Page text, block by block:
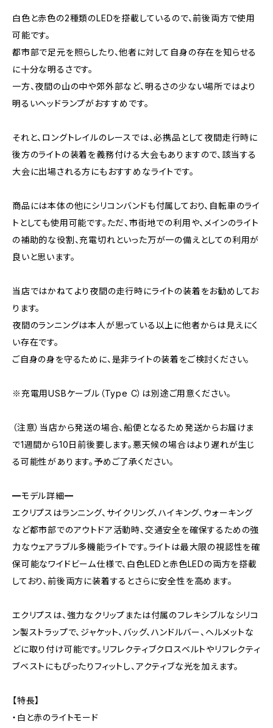
白色と赤色の2種類のLEDを搭載しているので、前後両方で使用
可能です。
都市部で足元を照らしたり、他者に対して自身の存在を知らせる
に十分な明るさです。
一方、夜間の山の中や郊外部など、明るさの少ない場所ではより
明るいヘッドランプがおすすめです。
それと、ロングトレイルのレースでは、必携品として夜間走行時に
後方のライトの装着を義務付ける大会もありますので、該当する
大会に出場される方にもおすすめなライトです。
商品には本体の他にシリコンバンドも付属しており、自転車のライ
トとしても使用可能です。ただ、市街地での利用や、メインのライト
の補助的な役割、充電切れといった万が一の備えとしての利用が
良いと思います。
当店ではかねてより夜間の走行時にライトの装着をお勧めしてお
ります。
夜間のランニングは本人が思っている以上に他者からは見えにく
い存在です。
ご自身の身を守るために、是非ライトの装着をご検討ください。
※充電用USBケーブル（Type C）は別途ご用意ください。
（注意）当店から発送の場合、船便となるため発送からお届けま
で1週間から10日前後要します。悪天候の場合はより遅れが生じ
る可能性があります。予めご了承ください。
━モデル詳細━
エクリプスはランニング、サイクリング、ハイキング、ウォーキング
など都市部でのアウトドア活動時、交通安全を確保するための強
力なウェアラブル多機能ライトです。ライトは最大限の視認性を確
保可能なワイドビーム仕様で、白色LEDと赤色LEDの両方を搭載
しており、前後両方に装着するとさらに安全性を高めます。
エクリプスは、強力なクリップまたは付属のフレキシブルなシリコ
ン製ストラップで、ジャケット、バッグ、ハンドルバー、ヘルメットな
どに取り付け可能です。リフレクティブクロスベルトやリフレクティ
ブベストにもぴったりフィットし、アクティブな光を加えます。
【特長】
・白と赤のライトモード